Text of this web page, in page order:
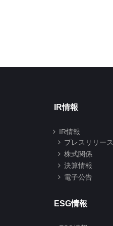
IR情報
IR情報
プレスリリース
株式関係
決算情報
電子公告
ESG情報